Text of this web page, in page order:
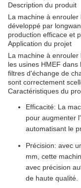
Description du produit
La machine à
développé par
production efficace et
Application du projet
La machine à
les usines HMEF
filtres d'échange de
sont correctement
Caractéristiques du
Efficacité: La
pour augmenter
automatisant le
Précision: avec
mm, cette
avec précision
de haute qualité.